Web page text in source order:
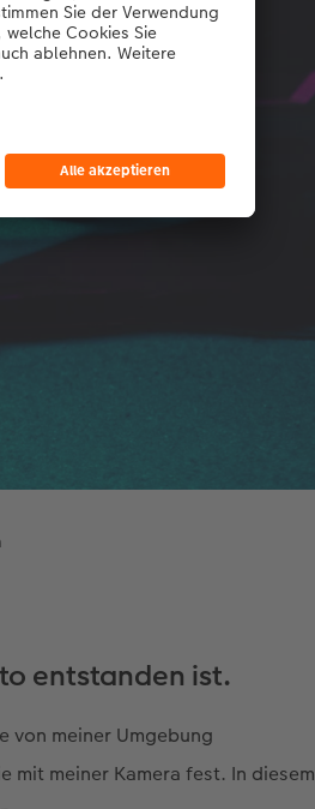
entstanden ist.
von meiner Umgebung
mit meiner Kamera fest. In diesem